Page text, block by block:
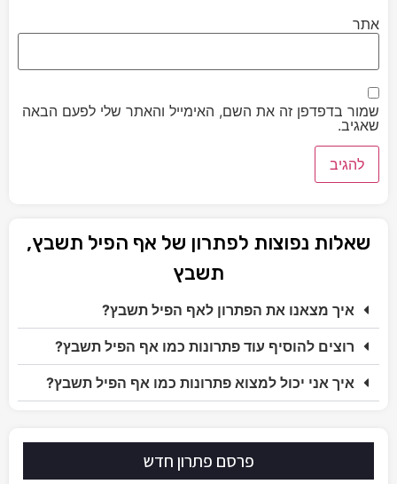
אתר
שמור בדפדפן זה את השם, האימייל והאתר שלי לפעם הבאה
שאגיב.
שאלות נפוצות לפתרון של אף הפיל תשבץ,
תשבץ
איך מצאנו את הפתרון לאף הפיל תשבץ?
רוצים להוסיף עוד פתרונות כמו אף הפיל תשבץ?
איך אני יכול למצוא פתרונות כמו אף הפיל תשבץ?
פרסם פתרון חדש